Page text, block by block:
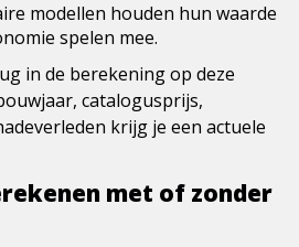
modellen houden hun waarde
spelen mee.
in de berekening op deze
catalogusprijs,
krijg je een actuele
met of zonder